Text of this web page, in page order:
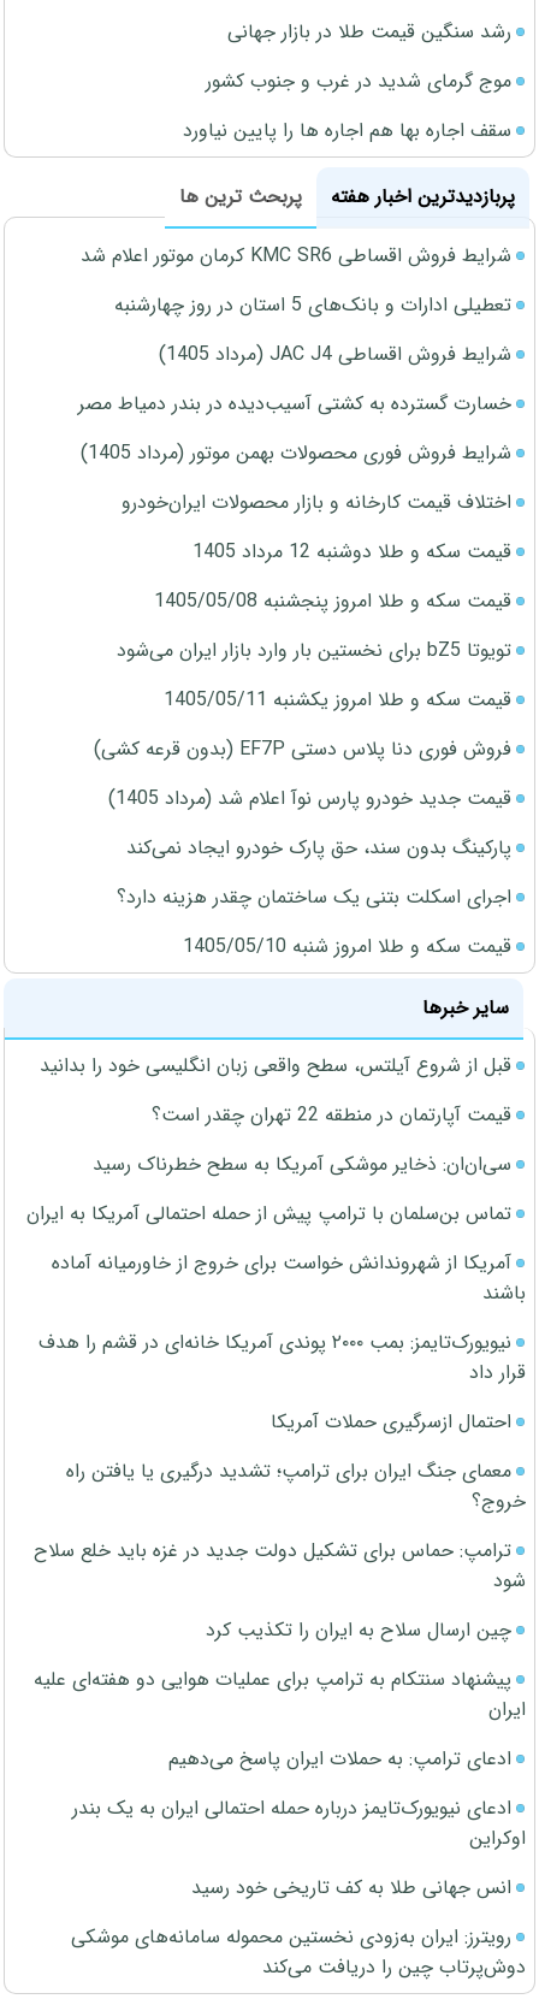
رشد سنگین قیمت طلا در بازار جهانی
موج گرمای شدید در غرب و جنوب کشور
سقف اجاره بها هم اجاره ها را پایین نیاورد
پربازدیدترین اخبار هفته
پربحث ترین ها
شرایط فروش اقساطی KMC SR6 کرمان موتور اعلام شد
تعطیلی ادارات و بانک‌های 5 استان در روز چهارشنبه
شرایط فروش اقساطی JAC J4 (مرداد 1405)
خسارت گسترده به کشتی آسیب‌دیده در بندر دمیاط مصر
شرایط فروش فوری محصولات بهمن موتور (مرداد 1405)
اختلاف قیمت کارخانه و بازار محصولات ایران‌خودرو
قیمت سکه و طلا دوشنبه 12 مرداد 1405
قیمت سکه و طلا امروز پنجشنبه 1405/05/08
تویوتا bZ5 برای نخستین بار وارد بازار ایران می‌شود
قیمت سکه و طلا امروز یکشنبه 1405/05/11
فروش فوری دنا پلاس دستی EF7P (بدون قرعه کشی)
قیمت جدید خودرو پارس نوآ اعلام شد (مرداد 1405)
پارکینگ بدون سند، حق پارک خودرو ایجاد نمی‌کند
اجرای اسکلت بتنی یک ساختمان چقدر هزینه دارد؟
قیمت سکه و طلا امروز شنبه 1405/05/10
سایر خبرها
قبل از شروع آیلتس، سطح واقعی زبان انگلیسی خود را بدانید
قیمت آپارتمان در منطقه 22 تهران چقدر است؟
سی‌ان‌ان: ذخایر موشکی آمریکا به سطح خطرناک رسید
تماس بن‌سلمان با ترامپ پیش از حمله احتمالی آمریکا به ایران
آمریکا از شهروندانش خواست برای خروج از خاورمیانه آماده
باشند
نیویورک‌تایمز: بمب ۲۰۰۰ پوندی آمریکا خانه‌ای در قشم را هدف
قرار داد
احتمال ازسرگیری حملات آمریکا
معمای جنگ ایران برای ترامپ؛ تشدید درگیری یا یافتن راه
خروج؟
ترامپ: حماس برای تشکیل دولت جدید در غزه باید خلع سلاح
شود
چین ارسال سلاح به ایران را تکذیب کرد
پیشنهاد سنتکام به ترامپ برای عملیات هوایی دو هفته‌ای علیه
ایران
ادعای ترامپ: به حملات ایران پاسخ می‌دهیم
ادعای نیویورک‌تایمز درباره حمله احتمالی ایران به یک بندر
اوکراین
انس جهانی طلا به کف تاریخی خود رسید
رویترز: ایران به‌زودی نخستین محموله سامانه‌های موشکی
دوش‌پرتاب چین را دریافت می‌کند